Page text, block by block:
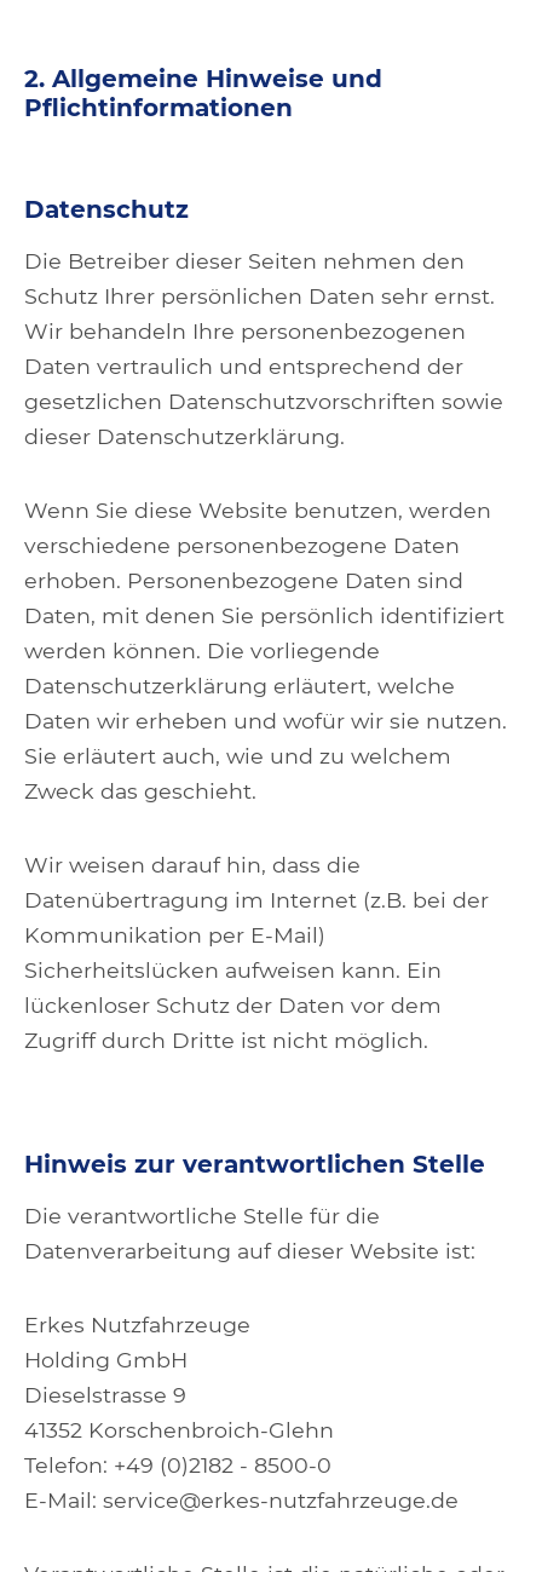
2. Allgemeine Hinweise und
Pflichtinformationen
Datenschutz
Die Betreiber dieser Seiten nehmen den
Schutz Ihrer persönlichen Daten sehr ernst.
Wir behandeln Ihre personenbezogenen
Daten vertraulich und entsprechend der
gesetzlichen Datenschutzvorschriften sowie
dieser Datenschutzerklärung.
Wenn Sie diese Website benutzen, werden
verschiedene personenbezogene Daten
erhoben. Personenbezogene Daten sind
Daten, mit denen Sie persönlich identifiziert
werden können. Die vorliegende
Datenschutzerklärung erläutert, welche
Daten wir erheben und wofür wir sie nutzen.
Sie erläutert auch, wie und zu welchem
Zweck das geschieht.
Wir weisen darauf hin, dass die
Datenübertragung im Internet (z.B. bei der
Kommunikation per E-Mail)
Sicherheitslücken aufweisen kann. Ein
lückenloser Schutz der Daten vor dem
Zugriff durch Dritte ist nicht möglich.
Hinweis zur verantwortlichen Stelle
Die verantwortliche Stelle für die
Datenverarbeitung auf dieser Website ist:
Erkes Nutzfahrzeuge
Holding GmbH
Dieselstrasse 9
41352 Korschenbroich-Glehn
Telefon: +49 (0)2182 - 8500-0
E-Mail: service@erkes-nutzfahrzeuge.de